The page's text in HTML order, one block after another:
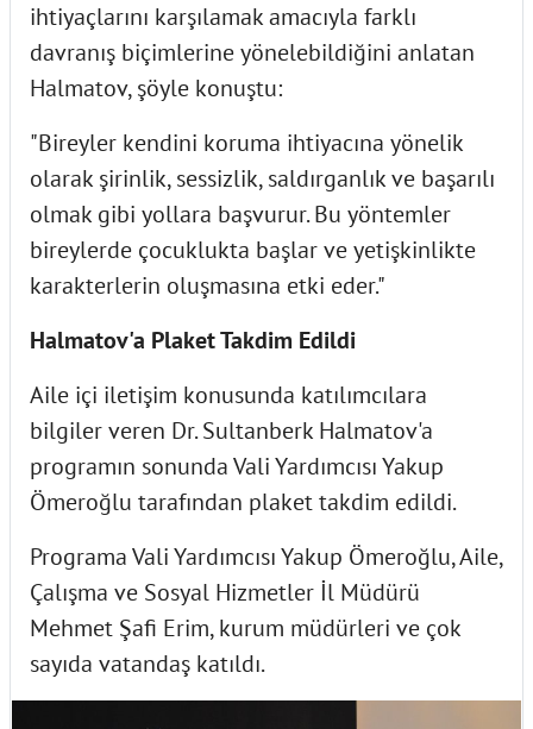
ihtiyaçlarını karşılamak amacıyla farklı
davranış biçimlerine yönelebildiğini anlatan
Halmatov, şöyle konuştu:
"Bireyler kendini koruma ihtiyacına yönelik
olarak şirinlik, sessizlik, saldırganlık ve başarılı
olmak gibi yollara başvurur. Bu yöntemler
bireylerde çocuklukta başlar ve yetişkinlikte
karakterlerin oluşmasına etki eder."
Halmatov'a Plaket Takdim Edildi
Aile içi iletişim konusunda katılımcılara
bilgiler veren Dr. Sultanberk Halmatov'a
programın sonunda Vali Yardımcısı Yakup
Ömeroğlu tarafından plaket takdim edildi.
Programa Vali Yardımcısı Yakup Ömeroğlu, Aile,
Çalışma ve Sosyal Hizmetler İl Müdürü
Mehmet Şafi Erim, kurum müdürleri ve çok
sayıda vatandaş katıldı.